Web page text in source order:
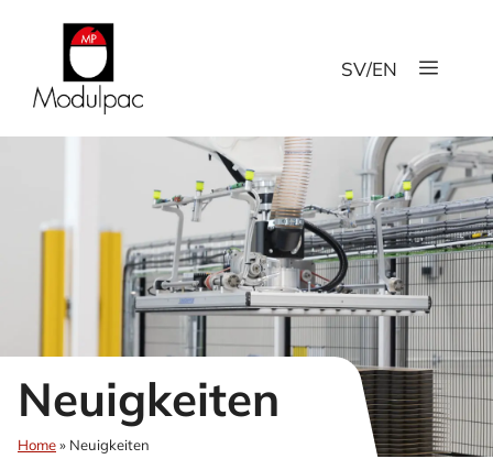
springen
SV/EN Menü
Neuigkeiten
Home» Neuigkeiten